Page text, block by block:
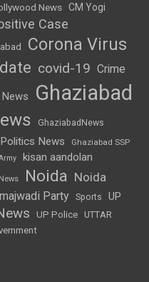
News CM Yogi
Case
Corona Virus
covid-19 Crime
News Ghaziabad
GhaziabadNews
News Ghaziabad SSP
kisan aandolan
Noida Noida
Party Sports
UP
UP Police
UTTAR